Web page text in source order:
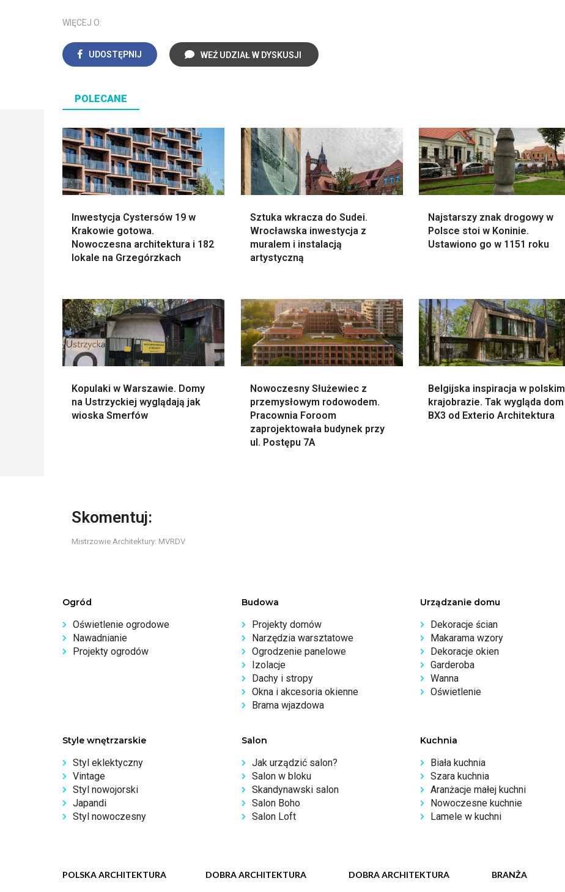
WIĘCEJ O:
UDOSTĘPNIJ WEŹ UDZIAŁ W DYSKUSJI
POLECANE
Inwestycja Cystersów 19 w
Krakowie gotowa.
Nowoczesna architektura i 182
lokale na Grzegórzkach
Sztuka wkracza do Sudei.
Wrocławska inwestycja z
muralem i instalacją
artystyczną
Najstarszy znak drogowy w
Polsce stoi w Koninie.
Ustawiono go w 1151 roku
Kopulaki w Warszawie. Domy
na Ustrzyckiej wyglądają jak
wioska Smerfów
Nowoczesny Służewiec z
przemysłowym rodowodem.
Pracownia Foroom
zaprojektowała budynek przy
ul. Postępu 7A
Belgijska inspiracja w polskim
krajobrazie. Tak wygląda dom
BX3 od Exterio Architektura
Skomentuj:
Mistrzowie Architektury: MVRDV
Ogród
Oświetlenie ogrodowe
Nawadnianie
Projekty ogrodów
Budowa
Projekty domów
Narzędzia warsztatowe
Ogrodzenie panelowe
Izolacje
Dachy i stropy
Okna i akcesoria okienne
Brama wjazdowa
Urządzanie domu
Dekoracje ścian
Makarama wzory
Dekoracje okien
Garderoba
Wanna
Oświetlenie
Style wnętrzarskie
Styl eklektyczny
Vintage
Styl nowojorski
Japandi
Styl nowoczesny
Salon
Jak urządzić salon?
Salon w bloku
Skandynawski salon
Salon Boho
Salon Loft
Kuchnia
Biała kuchnia
Szara kuchnia
Aranżacje małej kuchni
Nowoczesne kuchnie
Lamele w kuchni
POLSKA ARCHITEKTURA DOBRA ARCHITEKTURA DOBRA ARCHITEKTURA BRANŻA